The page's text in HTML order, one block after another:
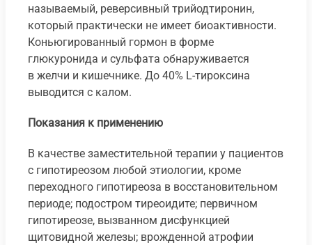
называемый, реверсивный трийодтиронин,
который практически не имеет биоактивности.
Коньюгированный гормон в форме
глюкуронида и сульфата обнаруживается
в желчи и кишечнике. До 40% L-тироксина
выводится с калом.
Показания к применению
В качестве заместительной терапии у пациентов
с гипотиреозом любой этиологии, кроме
переходного гипотиреоза в восстановительном
периоде; подостром тиреоидите; первичном
гипотиреозе, вызванном дисфункцией
щитовидной железы; врожденной атрофии